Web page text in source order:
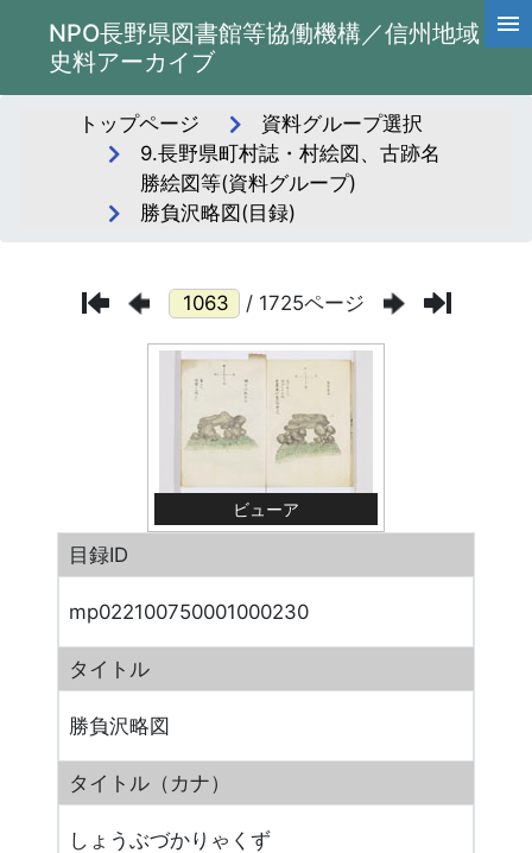
NPO長野県図書館等協働機構／信州地域
史料アーカイブ
トップページ
資料グループ選択
9.長野県町村誌・村絵図、古跡名
勝絵図等(資料グループ)
勝負沢略図(目録)
/ 1725ページ
ビューア
目録ID
mp022100750001000230
タイトル
勝負沢略図
タイトル（カナ）
しょうぶづかりゃくず